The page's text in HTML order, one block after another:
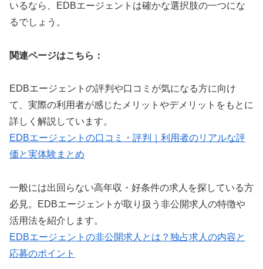
いるなら、EDBエージェントは確かな選択肢の一つにな
るでしょう。
関連ページはこちら：
EDBエージェントの評判や口コミが気になる方に向け
て、実際の利用者が感じたメリットやデメリットをもとに
詳しく解説しています。
EDBエージェントの口コミ・評判｜利用者のリアルな評
価と実体験まとめ
一般には出回らない高年収・好条件の求人を探している方
必見。EDBエージェントが取り扱う非公開求人の特徴や
活用法を紹介します。
EDBエージェントの非公開求人とは？独占求人の内容と
応募のポイント